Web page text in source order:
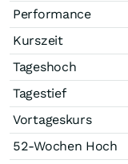
Performance
Kurszeit
Tageshoch
Tagestief
Vortageskurs
52-Wochen Hoch